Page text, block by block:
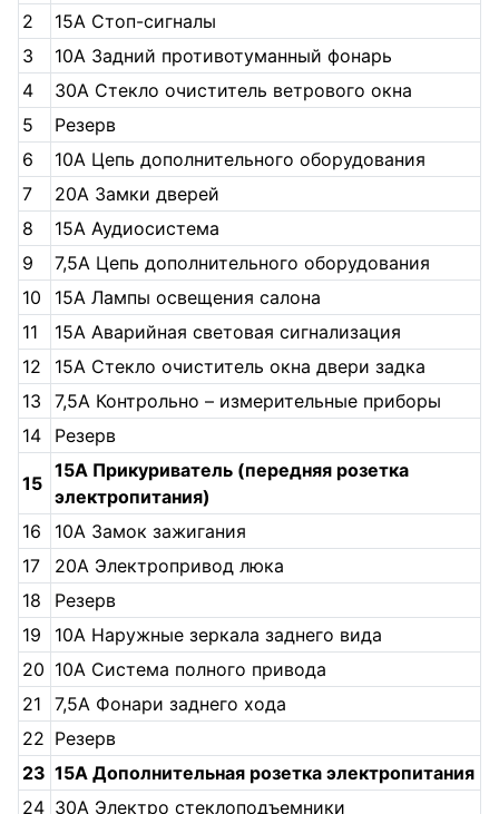
2
15А Стоп-сигналы
3
10А Задний противотуманный фонарь
4
30А Стекло очиститель ветрового окна
5
Резерв
6
10А Цепь дополнительного оборудования
7
20А Замки дверей
8
15А Аудиосистема
9
7,5А Цепь дополнительного оборудования
10
15А Лампы освещения салона
11
15А Аварийная световая сигнализация
12
15А Стекло очиститель окна двери задка
13
7,5А Контрольно – измерительные приборы
14
Резерв
15
15А Прикуриватель (передняя розетка
электропитания)
16
10А Замок зажигания
17
20А Электропривод люка
18
Резерв
19
10А Наружные зеркала заднего вида
20 10А Система полного привода
21
7,5А Фонари заднего хода
22 Резерв
23 15А Дополнительная розетка электропитания
24 30А Электро стеклоподъемники